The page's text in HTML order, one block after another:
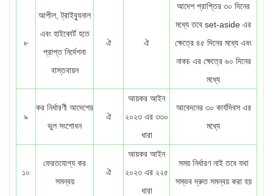
৮
আপীল, ট্রাইব্যুনাল
এবং হাইকোর্ট হতে
প্রাপ্ত নির্দেশনা
বাস্তবায়ন
ঐ ঐ
আদেশ প্রাপ্তির ৩০ দিনের
মধ্যে তবে set-aside এর
ক্ষেত্রে ৪৫ দিনের মধ্যে এবং
নাকচ এর ক্ষেত্রে ৬০ দিনের
মধ্যে
৯
কর নির্ধারণী আদেশের
ভুল সংশোধন
ঐ
আয়কর আইন
২০২৩ এর ৩৩০
ধারা
আবেদনের ৩০ কার্যদিবস এর
মধ্যে
১০
ফেরতযোগ্য কর
সমন্বয়
ঐ
আয়কর আইন
২০২৩ এর ২২৫
ধারা
সময় নির্ধারণ নাই তবে যথা
সম্ভব দ্রুত সমন্বয় করা হয়